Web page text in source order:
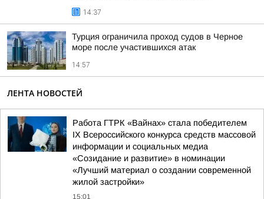
14:37
Турция ограничила проход судов в Черное
море после участившихся атак
14:57
ЛЕНТА НОВОСТЕЙ
Работа ГТРК «Вайнах» стала победителем
ІХ Всероссийского конкурса средств массовой
информации и социальных медиа
«Созидание и развитие» в номинации
«Лучший материал о создании современной
жилой застройки»
15:01